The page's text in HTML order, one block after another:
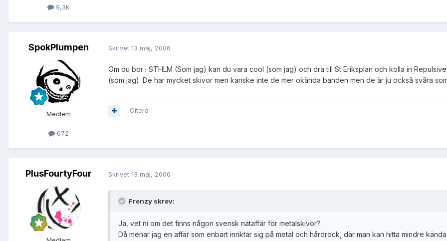
9,3k
SpokPlumpen
Medlem
672
Skrivet 13 maj, 2006
Om du bor i STHLM (Som jag) kan du vara cool (som jag) och dra till St Eriksplan och kolla in
(som jag). De har mycket skivor men kanske inte de mer okända banden men de är ju också svåra
Citera
PlusFourtyFour Skrivet 13 maj, 2006
Frenzy skrev:
Ja, vet ni om det finns någon svensk nätaffär för metalskivor?
Då menar jag en affär som enbart inriktar sig på metal och hårdrock, där man kan hitta mindre